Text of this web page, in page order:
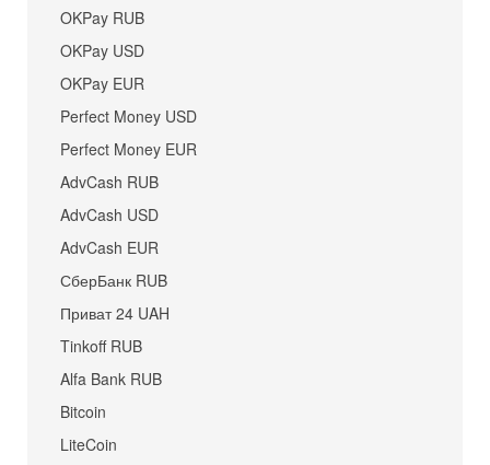
OKPay RUB
OKPay USD
OKPay EUR
Perfect Money USD
Perfect Money EUR
AdvCash RUB
AdvCash USD
AdvCash EUR
СберБанк RUB
Приват 24 UAH
Tinkoff RUB
Alfa Bank RUB
Bitcoin
LiteCoin